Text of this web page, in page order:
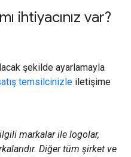
ihtiyacınız var?
şekilde ayarlamayla
temsilcinizle iletişime
markalar ile logolar,
Diğer tüm şirket ve